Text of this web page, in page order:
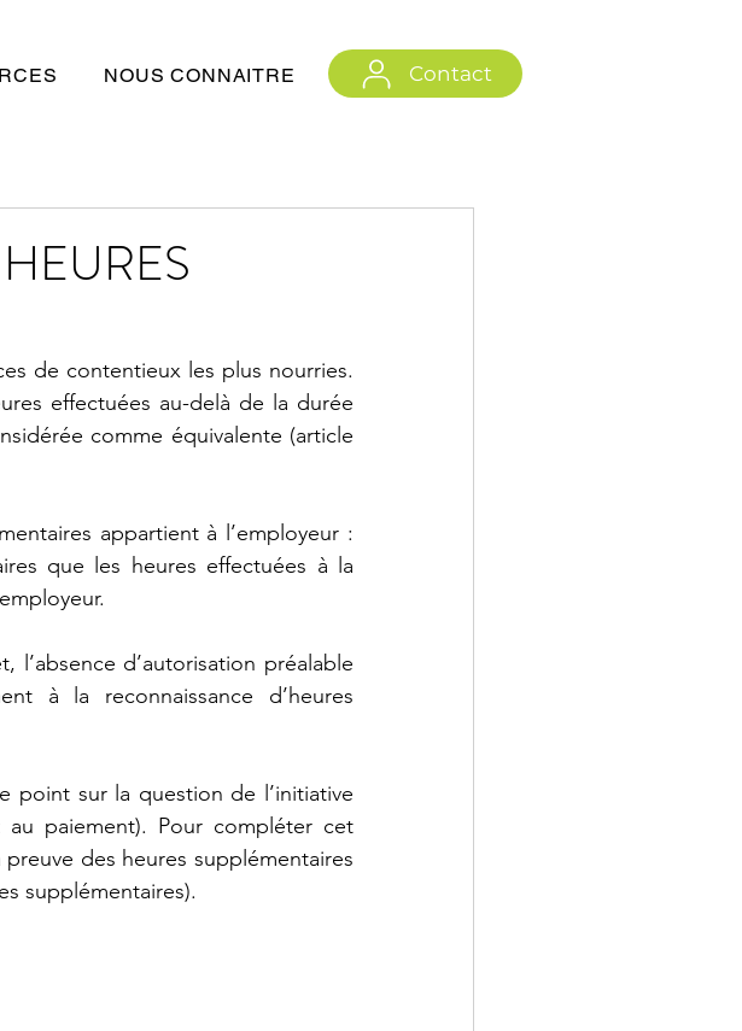
NOUS CONNAITRE Contact
de contentieux les plus nourries.
effectuées au-delà de la durée
comme équivalente (article
appartient à l’employeur :
que les heures effectuées à la
d’autorisation préalable
à la reconnaissance d’heures
point sur la question de l’initiative
paiement). Pour compléter cet
des heures supplémentaires
supplémentaires).